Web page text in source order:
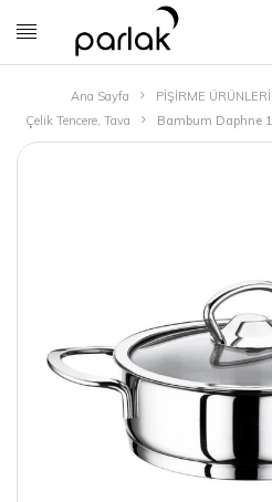
Ana Sayfa PİŞİRME ÜRÜNLERİ
Çelik Tencere, Tava
Bambum Daphne